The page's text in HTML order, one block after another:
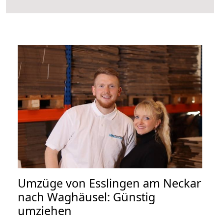
Umzüge von Esslingen am Neckar
nach Waghäusel: Günstig
umziehen